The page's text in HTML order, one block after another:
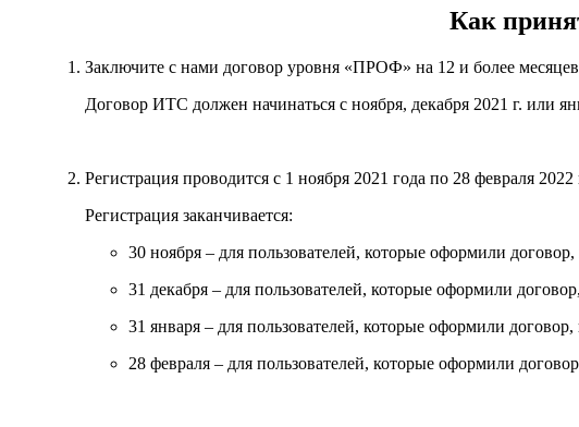
Как
Заключите с нами договор уровня «ПРОФ» на 12 и более
Договор ИТС должен начинаться с ноября, декабря 2021 г. или
Регистрация проводится с 1 ноября 2021 года по 28 февраля
Регистрация заканчивается:
30 ноября – для пользователей, которые оформили договор,
31 декабря – для пользователей, которые оформили
31 января – для пользователей, которые оформили договор,
28 февраля – для пользователей, которые оформили